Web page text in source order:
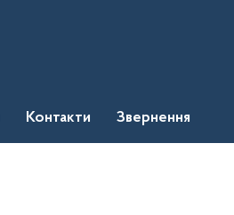
Контакти Звернення